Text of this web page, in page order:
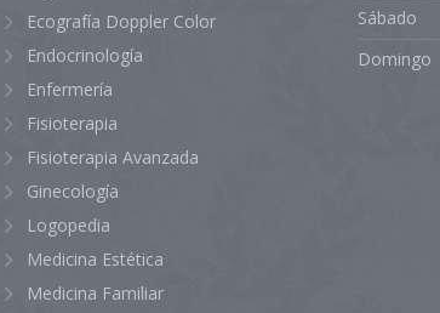
Ecografía Doppler Color
Endocrinología
Enfermería
Fisioterapia
Fisioterapia Avanzada
Ginecología
Logopedia
Medicina Estética
Medicina Familiar
Sábado
Domingo